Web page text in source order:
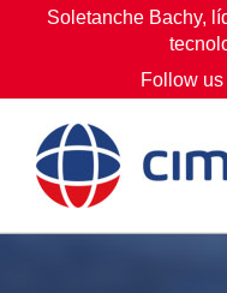
Soletanche Bachy,
Follow us